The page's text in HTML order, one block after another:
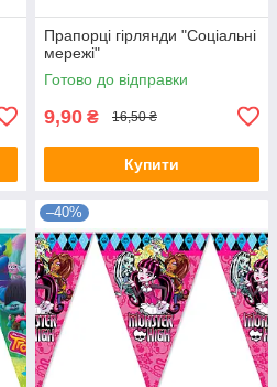
Прапорці гірлянди "Соціальні
мережі"
Готово до відправки
9,90 ₴ 16,50 ₴
Купити
–40%